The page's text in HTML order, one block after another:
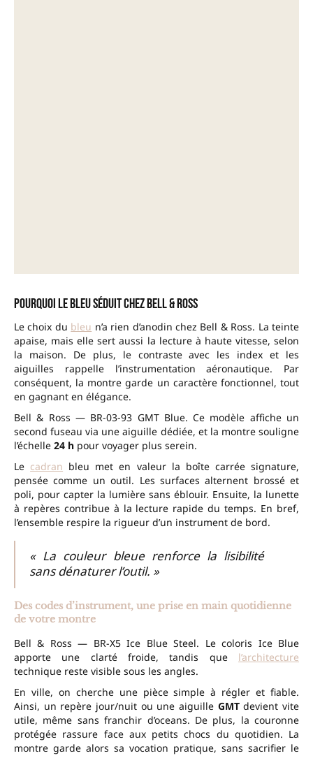
Pourquoi le bleu séduit chez Bell & Ross
Le choix du bleu n’a rien d’anodin chez Bell & Ross. La teinte
apaise, mais elle sert aussi la lecture à haute vitesse, selon
la maison. De plus, le contraste avec les index et les
aiguilles rappelle l’instrumentation aéronautique. Par
conséquent, la montre garde un caractère fonctionnel, tout
en gagnant en élégance.
Bell & Ross — BR-03-93 GMT Blue. Ce modèle affiche un
second fuseau via une aiguille dédiée, et la montre souligne
l’échelle 24 h pour voyager plus serein.
Le cadran bleu met en valeur la boîte carrée signature,
pensée comme un outil. Les surfaces alternent brossé et
poli, pour capter la lumière sans éblouir. Ensuite, la lunette
à repères contribue à la lecture rapide du temps. En bref,
l’ensemble respire la rigueur d’un instrument de bord.
« La couleur bleue renforce la lisibilité
sans dénaturer l’outil. »
Des codes d’instrument, une prise en main quotidienne
de votre montre
Bell & Ross — BR-X5 Ice Blue Steel. Le coloris Ice Blue
apporte une clarté froide, tandis que l’architecture
technique reste visible sous les angles.
En ville, on cherche une pièce simple à régler et fiable.
Ainsi, un repère jour/nuit ou une aiguille GMTdevient vite
utile, même sans franchir d’oceans. De plus, la couronne
protégée rassure face aux petits chocs du quotidien. La
montre garde alors sa vocation pratique, sans sacrifier le